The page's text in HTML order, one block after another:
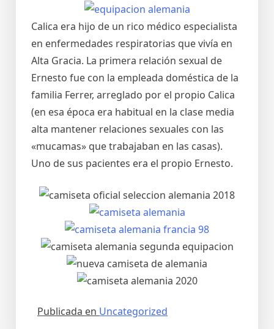
Calica era hijo de un rico médico especialista
en enfermedades respiratorias que vivía en
Alta Gracia. La primera relación sexual de
Ernesto fue con la empleada doméstica de la
familia Ferrer, arreglado por el propio Calica
(en esa época era habitual en la clase media
alta mantener relaciones sexuales con las
«mucamas» que trabajaban en las casas).
Uno de sus pacientes era el propio Ernesto.
Publicada en Uncategorized